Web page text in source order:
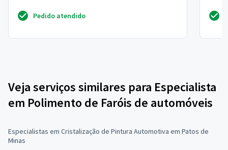
Pedido atendido
Veja serviços similares para Especialista
em Polimento de Faróis de automóveis
Especialistas em Cristalização de Pintura Automotiva em Patos de
Minas